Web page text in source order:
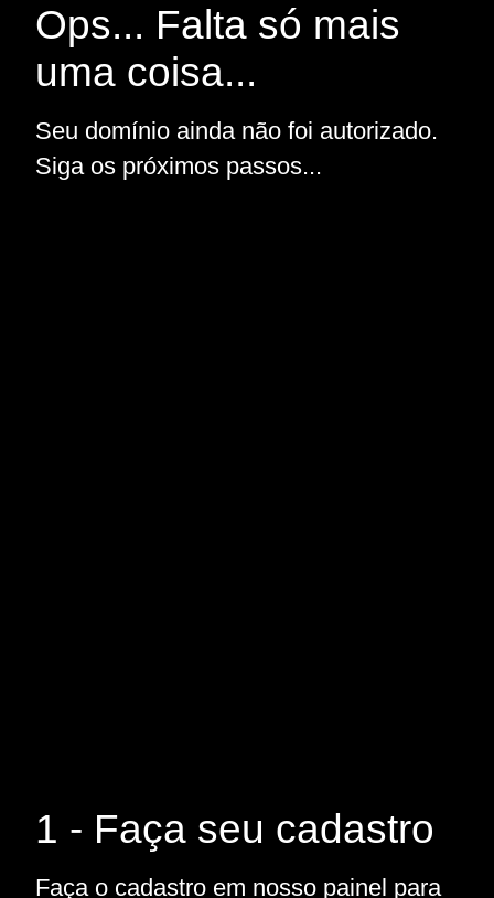
Ops... Falta só mais
uma coisa...
Seu domínio ainda não foi autorizado.
Siga os próximos passos...
1 - Faça seu cadastro
Faça o cadastro em nosso painel para